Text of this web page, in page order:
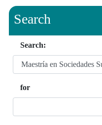
Search
Search:
for